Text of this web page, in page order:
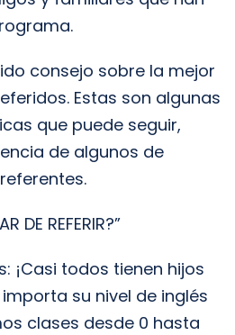
consejo sobre la mejor
Estas son algunas
que puede seguir,
de algunos de
DE REFERIR?”
¡Casi todos tienen hijos
su nivel de inglés
clases desde 0 hasta